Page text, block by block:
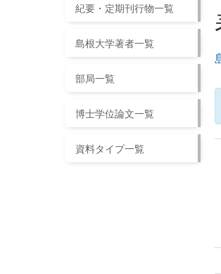
紀要・定期刊行物一覧
島根大学著者一覧
部局一覧
博士学位論文一覧
資料タイプ一覧